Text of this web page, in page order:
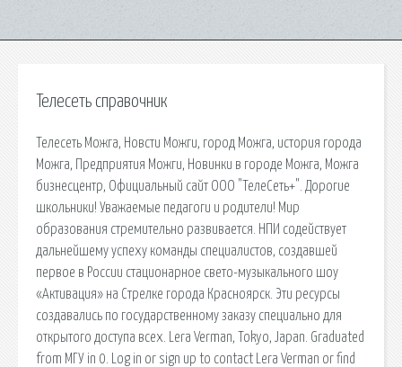
Телесеть справочник
Телесеть Можга, Новсти Можги, город Можга, история города
Можга, Предприятия Можги, Новинки в городе Можга, Можга
бизнесцентр, Официальный сайт ООО "ТелеСеть+". Дорогие
школьники! Уважаемые педагоги и родители! Мир
образования стремительно развивается. НПИ содействует
дальнейшему успеху команды специалистов, создавшей
первое в России стационарное свето-музыкального шоу
«Активация» на Стрелке города Красноярск. Эти ресурсы
создавались по государственному заказу специально для
открытого доступа всех. Lera Verman, Tokyo, Japan. Graduated
from МГУ in 0. Log in or sign up to contact Lera Verman or find